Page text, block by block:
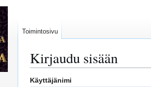
Kirjaudu sisään
Siirry
Siirry
Käyttäjänimi
Toimintosivu